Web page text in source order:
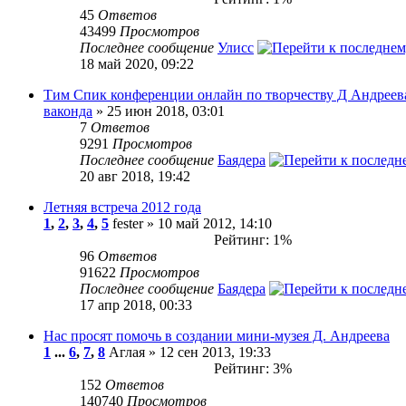
45 Ответов
43499 Просмотров
Последнее сообщение Улисс
18 май 2020, 09:22
Тим Спик конференции онлайн по творчеству Д
ваконда » 25 июн 2018, 03:01
7 Ответов
9291 Просмотров
Последнее сообщение Баядера
20 авг 2018, 19:42
Летняя встреча 2012 года
1, 2, 3, 4, 5 fester » 10 май 2012, 14:10
Рейтинг: 1%
96 Ответов
91622 Просмотров
Последнее сообщение Баядера
17 апр 2018, 00:33
Нас просят помочь в создании мини-музея Д. Андреева
1 ... 6, 7, 8 Аглая » 12 сен 2013, 19:33
Рейтинг: 3%
152 Ответов
140740 Просмотров